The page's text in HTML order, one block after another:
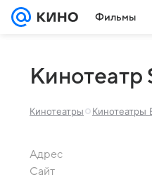
Фильмы
Кинотеатр
Кинотеатры Кинотеатры
Адрес
Сайт